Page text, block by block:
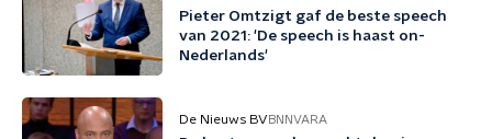
Pieter Omtzigt gaf de beste speech
van 2021: 'De speech is haast on-
Nederlands'
De Nieuws BV BNNVARA